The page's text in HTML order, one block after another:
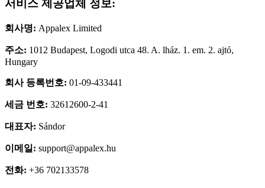
서비스 제공업체 정보:
회사명: Appalex Limited
주소: 1012 Budapest, Logodi utca 48. A. lház. 1. em. 2. ajtó,
Hungary
회사 등록번호: 01-09-433441
세금 번호: 32612600-2-41
대표자: Sándor
이메일: support@appalex.hu
전화: +36 702133578